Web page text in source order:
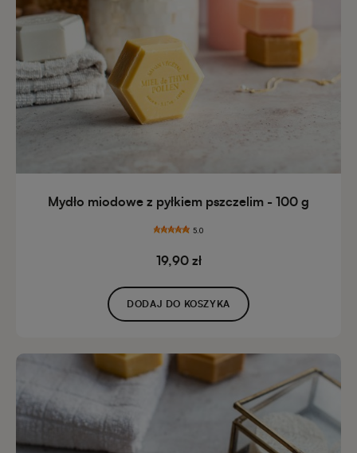
Mydło miodowe z pyłkiem pszczelim - 100 g
5.0
19,90 zł
DODAJ DO KOSZYKA